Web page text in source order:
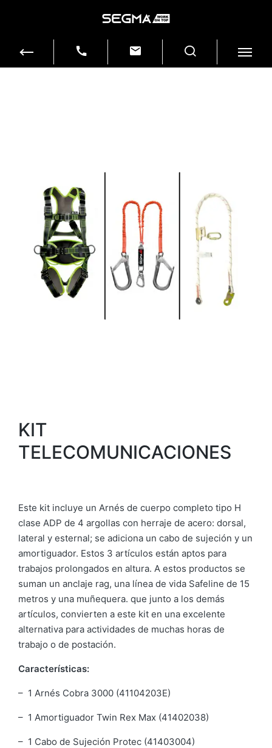
KIT
TELECOMUNICACIONES
Este kit incluye un Arnés de cuerpo completo tipo H
clase ADP de 4 argollas con herraje de acero: dorsal,
lateral y esternal; se adiciona un cabo de sujeción y un
amortiguador. Estos 3 artículos están aptos para
trabajos prolongados en altura. A estos productos se
suman un anclaje rag, una línea de vida Safeline de 15
metros y una muñequera. que junto a los demás
artículos, convierten a este kit en una excelente
alternativa para actividades de muchas horas de
trabajo o de postación.
Características:
– 1 Arnés Cobra 3000 (41104203E)
– 1 Amortiguador Twin Rex Max (41402038)
– 1 Cabo de Sujeción Protec (41403004)